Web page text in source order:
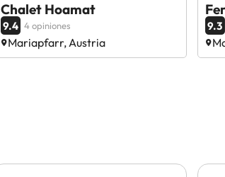
Chalet Hoamat
9.4 4 opiniones
Mariapfarr, Austria
9.3